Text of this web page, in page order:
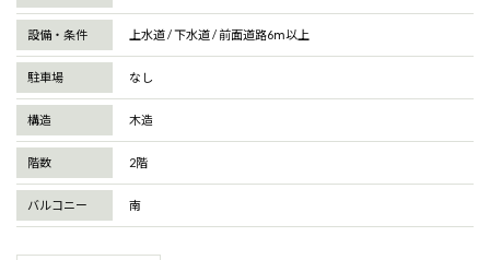
設備・条件 上水道 / 下水道 / 前面道路6ⅿ以上
駐車場 なし
構造 木造
階数 2階
バルコニー 南